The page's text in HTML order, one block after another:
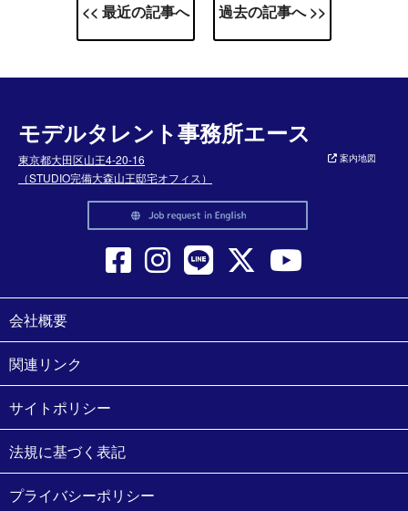
<< 最近の記事へ 過去の記事へ >>
モデルタレント事務所エース
東京都大田区山王4-20-16
（STUDIO完備大森山王邸宅オフィス）
案内地図
会社概要
関連リンク
サイトポリシー
法規に基づく表記
プライバシーポリシー